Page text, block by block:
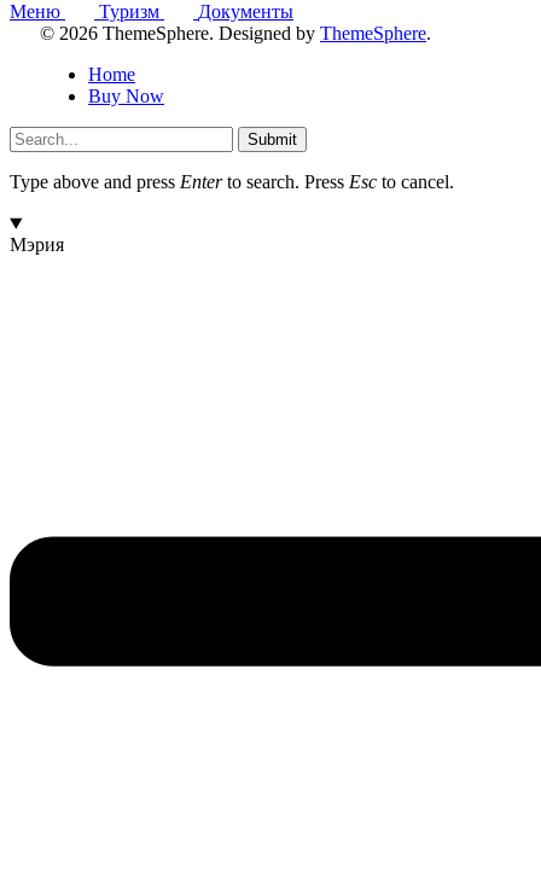
Меню
Туризм
Документы
© 2026 ThemeSphere. Designed by ThemeSphere.
Home
Buy Now
Submit
Type above and press Enterto search. Press Esc to cancel.
Мэрия